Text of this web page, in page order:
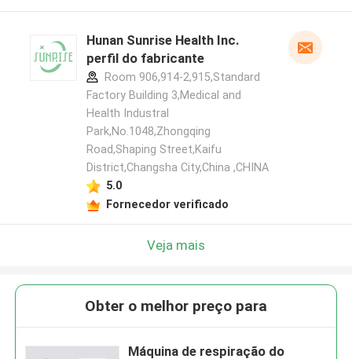
Hunan Sunrise Health Inc.
perfil do fabricante
Room 906,914-2,915,Standard
Factory Building 3,Medical and
Health Industral
Park,No.1048,Zhongqing
Road,Shaping Street,Kaifu
District,Changsha City,China ,CHINA
5.0
Fornecedor verificado
Veja mais
Obter o melhor preço para
Máquina de respiração do